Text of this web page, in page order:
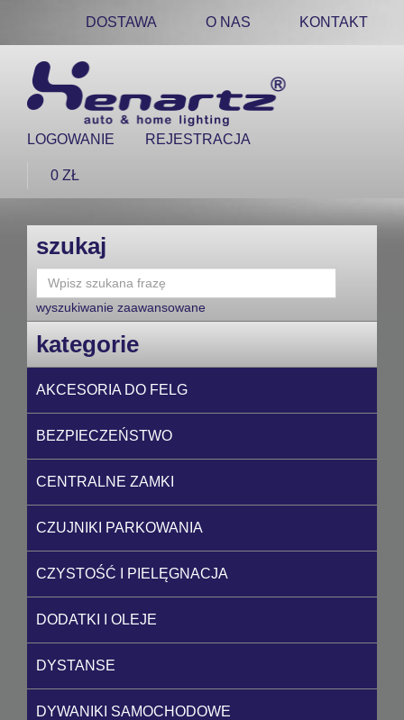
DOSTAWA O NAS KONTAKT
LOGOWANIE REJESTRACJA
0 ZŁ
szukaj
wyszukiwanie zaawansowane
kategorie
AKCESORIA DO FELG
BEZPIECZEŃSTWO
CENTRALNE ZAMKI
CZUJNIKI PARKOWANIA
CZYSTOŚĆ I PIELĘGNACJA
DODATKI I OLEJE
DYSTANSE
DYWANIKI SAMOCHODOWE